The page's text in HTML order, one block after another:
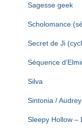
Sagesse geek
Scholomance
Secret de Ji
Séquence
Silva
Sintonia /
Sleepy Hollow –